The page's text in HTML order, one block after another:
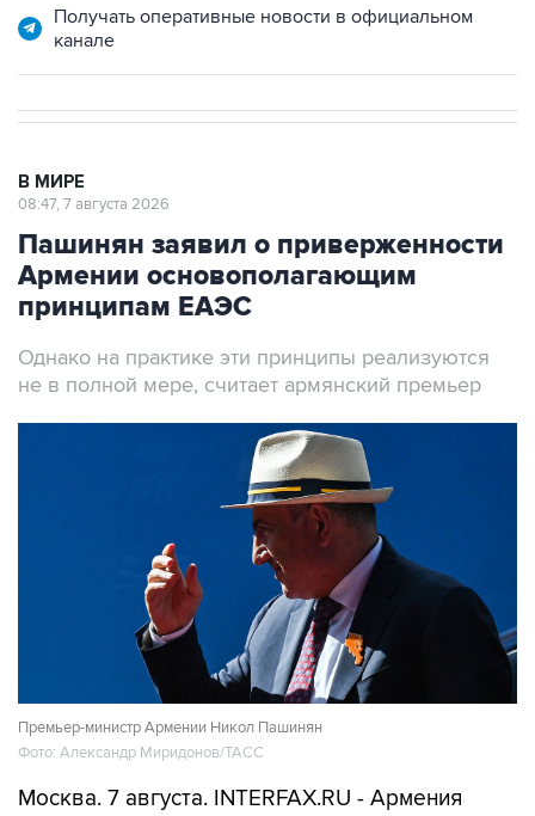
Получать оперативные новости в официальном
канале
В МИРЕ
08:47, 7 августа 2026
Пашинян заявил о приверженности
Армении основополагающим
принципам ЕАЭС
Однако на практике эти принципы реализуются
не в полной мере, считает армянский премьер
Премьер-министр Армении Никол Пашинян
Фото: Александр Миридонов/ТАСС
Москва. 7 августа. INTERFAX.RU - Армения